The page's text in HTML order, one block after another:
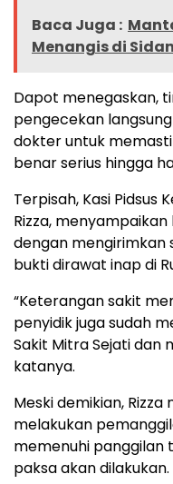
Baca Juga :
Menangis di
Dapot menegaskan,
pengecekan
dokter untuk
benar serius hingga
Terpisah, Kasi Pidsus
Rizza,
dengan
bukti dirawat inap di
“Keterangan sakit
penyidik juga sudah
Sakit Mitra Sejati dan
katanya.
Meski demikian,
melakukan
memenuhi panggilan
paksa akan dilakukan.